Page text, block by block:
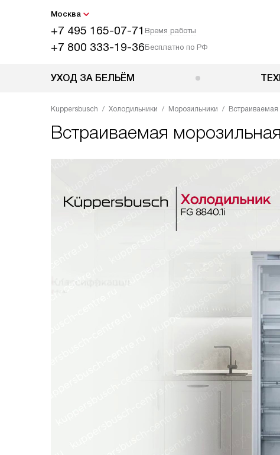
Москва
+7 495 165-07-71 Время работы
+7 800 333-19-36Бесплатно по РФ
УХОД ЗА БЕЛЬЁМ
Kuppersbusch Холодильники Морозильники
Встраиваемая